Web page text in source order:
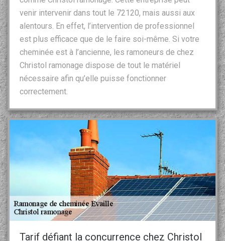
venir intervenir dans tout le 72120, mais aussi aux
alentours. En effet, l’intervention de professionnel
est plus efficace que de le faire soi-même. Si votre
cheminée est à l’ancienne, les ramoneurs de chez
Christol ramonage dispose de tout le matériel
nécessaire afin qu’elle puisse fonctionner
correctement.
Tarif défiant la concurrence chez Christol